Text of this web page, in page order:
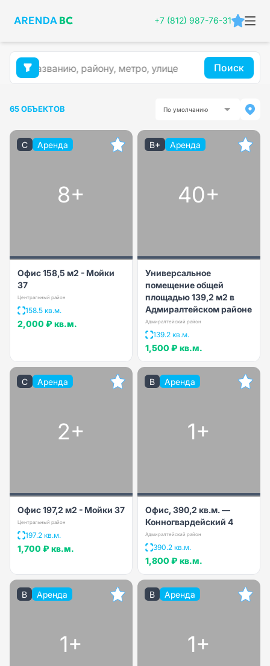
+7 (812) 987-76-31
Поиск
65 ОБЪЕКТОВ По умолчанию
C Аренда
8+
Офис 158,5 м2 - Мойки
37
Центральный район
158.5 кв.м.
2,000 ₽ кв.м.
B+ Аренда
40+
Универсальное
помещение общей
площадью 139,2 м2 в
Адмиралтейском районе
Адмиралтейский район
139.2 кв.м.
1,500 ₽ кв.м.
C Аренда
2+
Офис 197,2 м2 - Мойки 37
Центральный район
197.2 кв.м.
1,700 ₽ кв.м.
B Аренда
1+
Офис, 390,2 кв.м. —
Конногвардейский 4
Адмиралтейский район
390.2 кв.м.
1,800 ₽ кв.м.
B Аренда
1+
B Аренда
1+